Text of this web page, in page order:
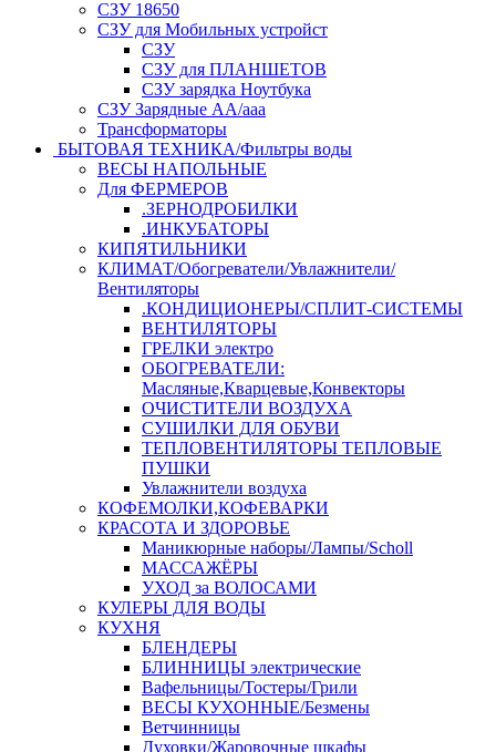
СЗУ 18650
СЗУ для Мобильных устройст
СЗУ
СЗУ для ПЛАНШЕТОВ
СЗУ зарядка Ноутбука
СЗУ Зарядные АА/ааа
Трансформаторы
БЫТОВАЯ ТЕХНИКА/Фильтры воды
ВЕСЫ НАПОЛЬНЫЕ
Для ФЕРМЕРОВ
.ЗЕРНОДРОБИЛКИ
.ИНКУБАТОРЫ
КИПЯТИЛЬНИКИ
КЛИМАТ/Обогреватели/Увлажнители/
Вентиляторы
.КОНДИЦИОНЕРЫ/СПЛИТ-СИСТЕМЫ
ВЕНТИЛЯТОРЫ
ГРЕЛКИ электро
ОБОГРЕВАТЕЛИ:
Масляные,Кварцевые,Конвекторы
ОЧИСТИТЕЛИ ВОЗДУХА
СУШИЛКИ ДЛЯ ОБУВИ
ТЕПЛОВЕНТИЛЯТОРЫ ТЕПЛОВЫЕ
ПУШКИ
Увлажнители воздуха
КОФЕМОЛКИ,КОФЕВАРКИ
КРАСОТА И ЗДОРОВЬЕ
Маникюрные наборы/Лампы/Scholl
МАССАЖЁРЫ
УХОД за ВОЛОСАМИ
КУЛЕРЫ ДЛЯ ВОДЫ
КУХНЯ
БЛЕНДЕРЫ
БЛИННИЦЫ электрические
Вафельницы/Тостеры/Грили
ВЕСЫ КУХОННЫЕ/Безмены
Ветчинницы
Духовки/Жаровочные шкафы